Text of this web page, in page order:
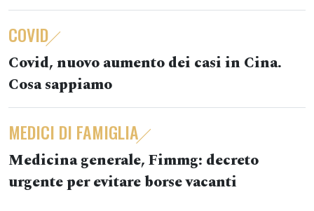
COVID
Covid, nuovo aumento dei casi in Cina.
Cosa sappiamo
MEDICI DI FAMIGLIA
Medicina generale, Fimmg: decreto
urgente per evitare borse vacanti